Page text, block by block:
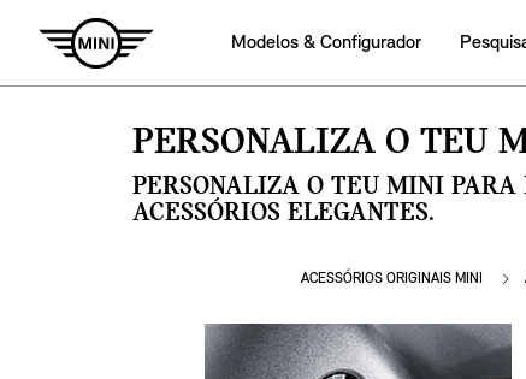
Modelos & Configurador
PERSONALIZA O TEU
PERSONALIZA O TEU MINI
ACESSÓRIOS ELEGANTES.
ACESSÓRIOS ORIGINAIS MINI